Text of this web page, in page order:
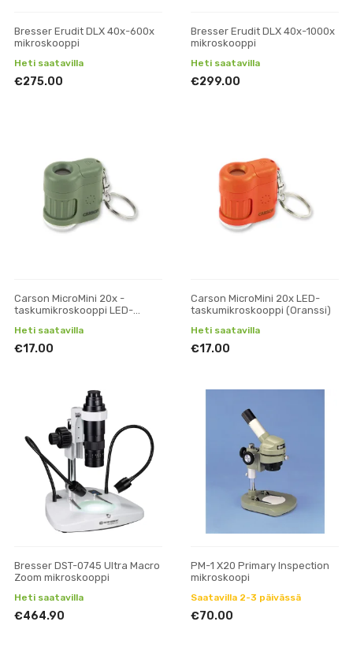
Bresser Erudit DLX 40x-600x
mikroskooppi
Heti saatavilla
€275.00
Bresser Erudit DLX 40x-1000x
mikroskooppi
Heti saatavilla
€299.00
Carson MicroMini 20x -
taskumikroskooppi LED-
Heti saatavilla
€17.00
Carson MicroMini 20x LED-
taskumikroskooppi (Oranssi)
Heti saatavilla
€17.00
Bresser DST-0745 Ultra Macro
Zoom mikroskooppi
Heti saatavilla
€464.90
PM-1 X20 Primary Inspection
mikroskoopi
Saatavilla 2-3 päivässä
€70.00